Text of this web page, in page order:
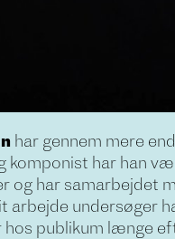
har gennem mere
komponist har han
og har samarbejdet
arbejde undersøger
publikum længe